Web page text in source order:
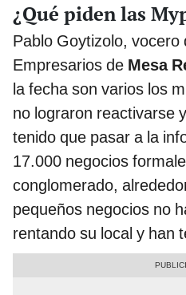
¿Qué piden las
Pablo Goytizolo, vocero
Empresarios de Mesa
la fecha son varios los
no lograron reactivarse
tenido que pasar a la
17.000 negocios
conglomerado,
pequeños negocios no
rentando su local y han